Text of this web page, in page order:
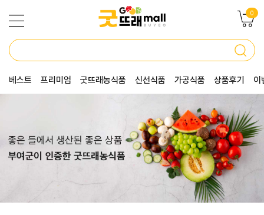
0
베스트 프리미엄 굿뜨래농식품 신선식품 가공식품 상품후기 이